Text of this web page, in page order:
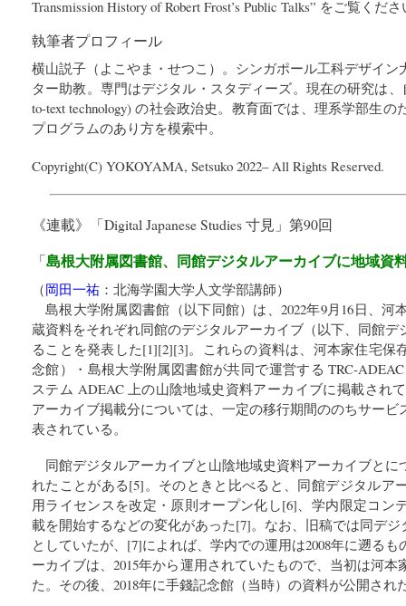
Transmission History of Robert Frost’s Public Talks” をご覧くだ
執筆者プロフィール
横山説子（よこやま・せつこ）。シンガポール工科デザイン
ター助教。専門はデジタル・スタディーズ。現在の研究は、
to-text technology) の社会政治史。教育面では、理系学部生
プログラムのあり方を模索中。
Copyright(C) YOKOYAMA, Setsuko 2022– All Rights Reserved.
《連載》「Digital Japanese Studies 寸見 」第90回
「島根大附属図書館、同館デジタルアーカイブに地域資
（岡田一祐 ： 北海学園大学人文学部講師）
島根大学附属図書館（以下同館）は、2022年9月16日、河
蔵資料をそれぞれ同館のデジタルアーカイブ（以下、同館デ
ることを発表した[1][2][3]。これらの資料は、河本家住宅保
念館）・島根大学附属図書館が共同で運営する TRC-
ステム ADEAC 上の山陰地域史資料アーカイブに掲載され
アーカイブ掲載分については、一定の移行期間ののちサー
表されている。
同館デジタルアーカイブと山陰地域史資料アーカイブと
れたことがある[5]。そのときと比べると、同館デジタルア
用ライセンスを改定・原則オープン化し[6]、学内限定コン
載を開始するなどの変化があった[7]。なお、旧稿では同デジ
としていたが、[7]によれば、学内での運用は2008年に遡る
ーカイブは、2015年から運用されていたもので、当初は河
た。その後、2018年に手錢記念館（当時）の資料が公開され